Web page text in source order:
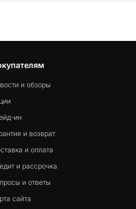
и обзоры
ин
и возврат
и оплата
и рассрочка
и ответы
сайта